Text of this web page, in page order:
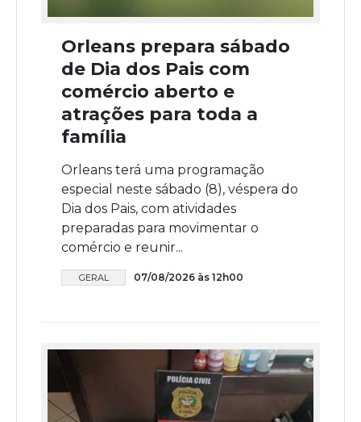
Orleans prepara sábado
de Dia dos Pais com
comércio aberto e
atrações para toda a
família
Orleans terá uma programação
especial neste sábado (8), véspera do
Dia dos Pais, com atividades
preparadas para movimentar o
comércio e reunir...
GERAL 07/08/2026 às 12h00